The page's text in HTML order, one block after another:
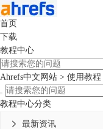
首页
下载
教程中心
Ahrefs中文网站 > 使用教程
教程中心分类
最新资讯
